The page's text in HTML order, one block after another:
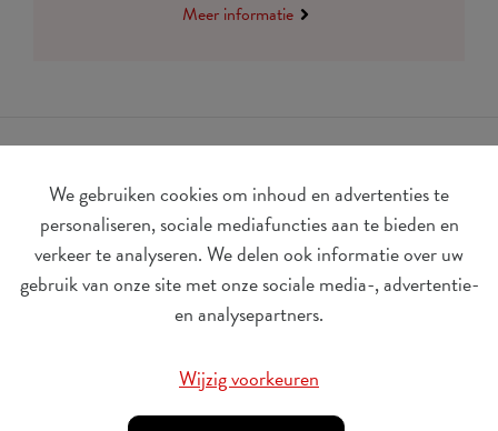
We gebruiken cookies om inhoud en advertenties te
personaliseren, sociale mediafuncties aan te bieden en
verkeer te analyseren. We delen ook informatie over uw
gebruik van onze site met onze sociale media-, advertentie-
en analysepartners.
Wijzig voorkeuren
Meer informatie
BE 0410.182.415
© Udesite
rek. nr. IBAN:BE 77 4062 3801 2142, BIC: